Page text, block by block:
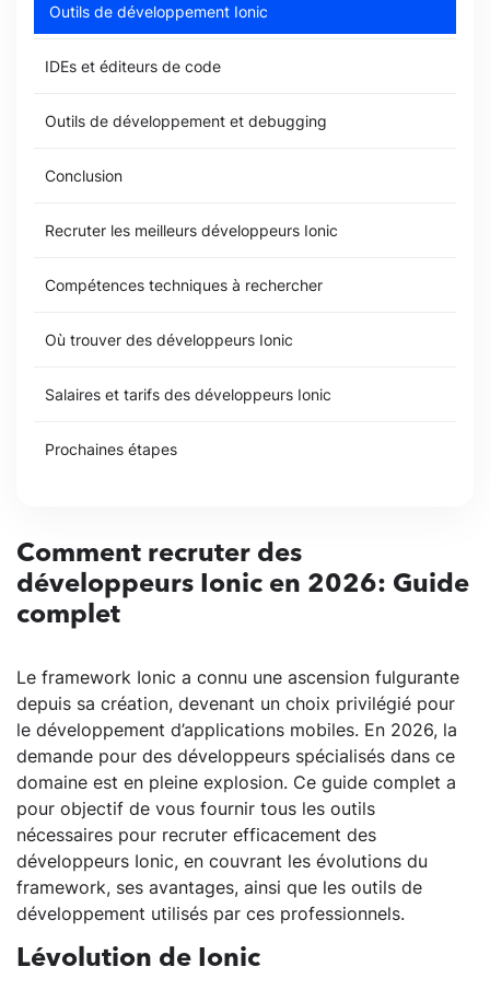
Comment recruter des
développeurs Ionic en 2026: Guide
complet
Le framework Ionic a connu une ascension fulgurante
depuis sa création, devenant un choix privilégié pour
le développement d’applications mobiles. En 2026, la
demande pour des développeurs spécialisés dans ce
domaine est en pleine explosion. Ce guide complet a
pour objectif de vous fournir tous les outils
nécessaires pour recruter efficacement des
développeurs Ionic, en couvrant les évolutions du
framework, ses avantages, ainsi que les outils de
développement utilisés par ces professionnels.
Lévolution de Ionic
Outils de développement Ionic
IDEs et éditeurs de code
Outils de développement et debugging
Conclusion
Recruter les meilleurs développeurs Ionic
Compétences techniques à rechercher
Où trouver des développeurs Ionic
Salaires et tarifs des développeurs Ionic
Prochaines étapes